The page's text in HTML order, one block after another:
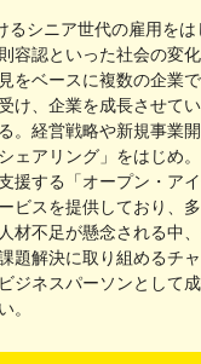
るシニア世代の雇用を
容認といった社会の変
をベースに複数の企業
け、企業を成長させて
。経営戦略や新規事業
ェアリング」をはじめ
援する「オープン・ア
ビスを提供しており、
材不足が懸念される中
題解決に取り組めるチ
ジネスパーソンとして
。